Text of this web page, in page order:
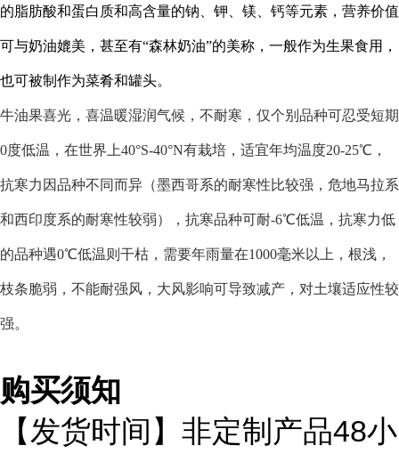
的脂肪酸和蛋白质和高含量的钠、钾、镁、钙等元素，营养价值
可与奶油媲美，甚至有“森林奶油”的美称，一般作为生果食用，
也可被制作为菜肴和罐头。
牛油果喜光，喜温暖湿润气候，不耐寒，仅个别品种可忍受短期
0度低温，在世界上40°S-40°N有栽培，适宜年均温度20-25℃，
抗寒力因品种不同而异（墨西哥系的耐寒性比较强，危地马拉系
和西印度系的耐寒性较弱），抗寒品种可耐-6℃低温，抗寒力低
的品种遇0℃低温则干枯，需要年雨量在1000毫米以上，根浅，
枝条脆弱，不能耐强风，大风影响可导致减产，对土壤适应性较
强。
购买须知
【发货时间】非定制产品48小